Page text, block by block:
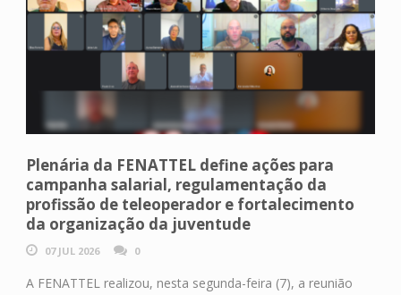
Plenária da FENATTEL define ações para
campanha salarial, regulamentação da
profissão de teleoperador e fortalecimento
da organização da juventude
07 JUL 2026 0
A FENATTEL realizou, nesta segunda-feira (7), a reunião